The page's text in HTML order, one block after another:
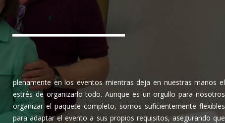
plenamente en los eventos mientras deja en nuestras manos el
estrés de organizarlo todo. Aunque es un orgullo para nosotros
organizar el paquete completo, somos suficientemente flexibles
para adaptar el evento a sus propios requisitos, asegurando que